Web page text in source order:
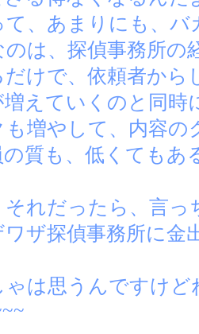
て、あまりにも、
のは、探偵事務所の
だけで、依頼者から
増えていくのと同時
も増やして、内容
の質も、低くても
それだったら、言
ワザ探偵事務所に
ゃは思うんですけど